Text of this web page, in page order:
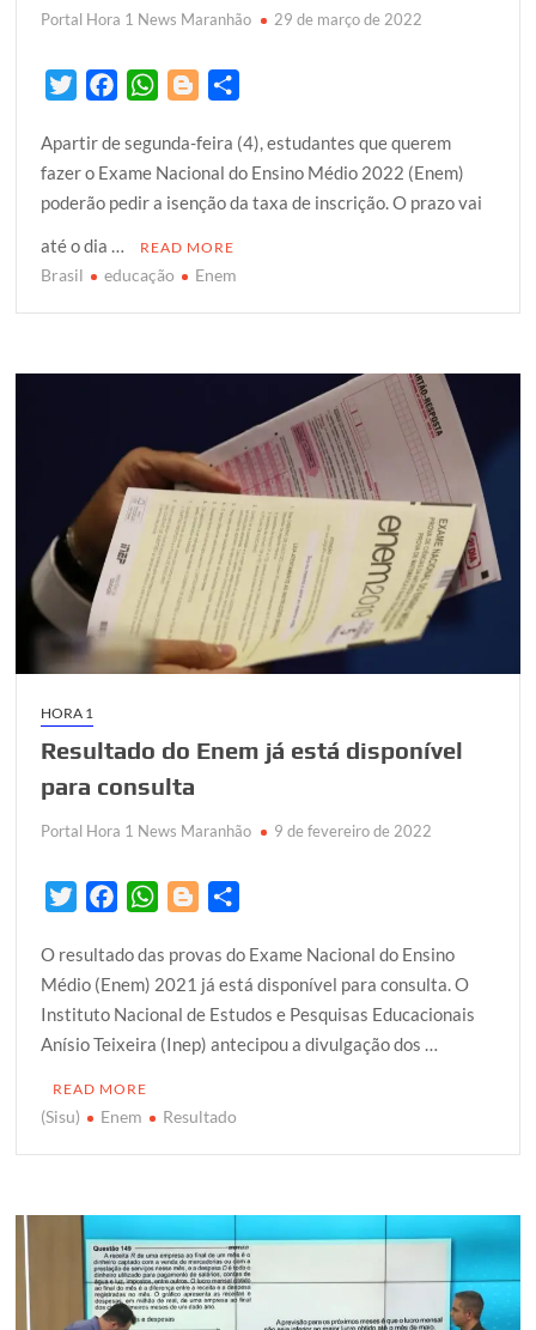
Portal Hora 1 News Maranhão 29 de março de 2022
i
t
t
e
r
c
e
b
o
W
a
t
s
A
p
o
g
g
e
r
a
r
e
Apartir de segunda-feira (4), estudantes que querem
fazer o Exame Nacional do Ensino Médio 2022 (Enem)
poderão pedir a isenção da taxa de inscrição. O prazo vai
até o dia …
READ MORE
Brasil educação Enem
HORA 1
Resultado do Enem já está disponível
para consulta
Portal Hora 1 News Maranhão 9 de fevereiro de 2022
i
t
t
e
r
c
e
b
o
o
k
W
a
t
s
A
p
o
g
g
e
a
r
e
O resultado das provas do Exame Nacional do Ensino
Médio (Enem) 2021 já está disponível para consulta. O
Instituto Nacional de Estudos e Pesquisas Educacionais
Anísio Teixeira (Inep) antecipou a divulgação dos …
READ MORE
(Sisu) Enem Resultado